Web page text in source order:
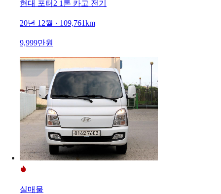
현대 포터2 1톤 카고 전기
20년 12월 · 109,761km
9,999만원
실매물